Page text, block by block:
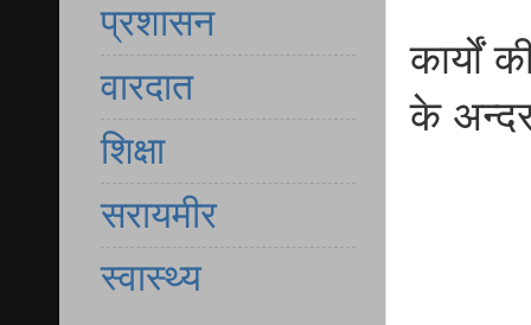
कार्यों
के अन्दर
प्रशासन
वारदात
शिक्षा
सरायमीर
स्वास्थ्य